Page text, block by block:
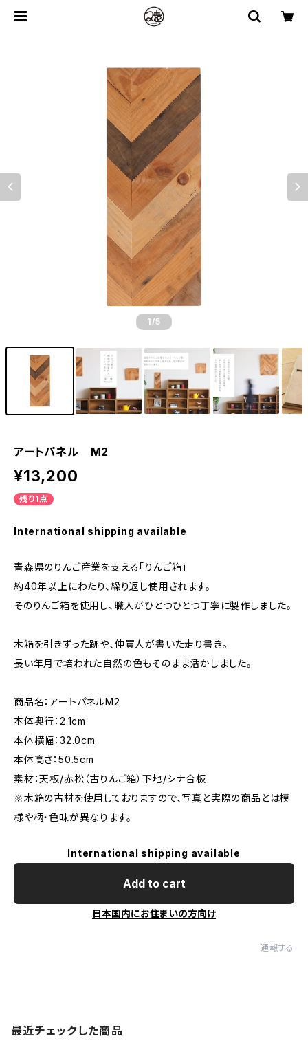
1 /5
アートパネル M2
¥13,200
残り1点
International shipping available
青森県のりんご産業を支える「りんご箱」
約40年以上にわたり、繰り返し使用されます。
そのりんご箱を使用し、職人がひとつひとつ丁寧に製作しました。
木箱を引きずった跡や、仲買人が書いた走り書き。
長い年月で培われた自然の色もそのまま活かしました。
商品名：アートパネルM2
本体奥行：2.1cm
本体横幅：32.0cm
本体高さ：50.5cm
素材：天板/赤松（古りんご箱）下地/シナ合板
※木箱の古材を使用しておりますので、写真と実際の商品とは模
様や柄・色味が異なります。
International shipping available
Add to cart
日本国内にお住まいの方向け
通報する
最近チェックした商品